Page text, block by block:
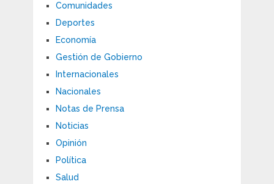
Comunidades
Deportes
Economía
Gestión de Gobierno
Internacionales
Nacionales
Notas de Prensa
Noticias
Opinión
Política
Salud